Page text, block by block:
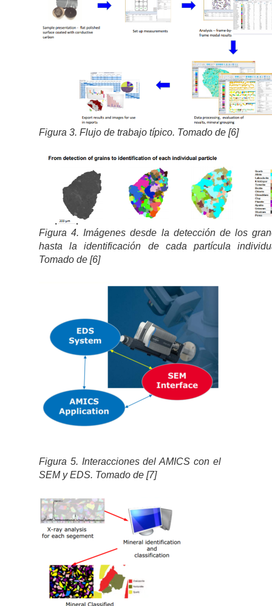
Figura 3. Flujo de trabajo típico. Tomado de [6]
Figura 4. Imágenes desde la detección de los
hasta la identificación de cada partícula
Tomado de [6]
Figura 5. Interacciones del AMICS con el
SEM y EDS. Tomado de [7]